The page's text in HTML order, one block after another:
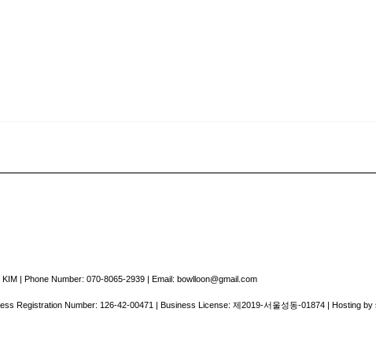
| Phone Number: 070-8065-2939 | Email: bowlloon@gmail.com
Registration Number: 126-42-00471 | Business License: 제2019-서울성동-01874 | Hosting by